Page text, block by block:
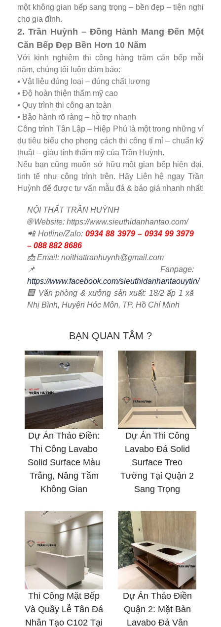
một không gian bếp sang trọng – bền đẹp – tiện nghi
cho gia đình.
2. Trần Huỳnh – Đồng Hành Mang Đến Một
Căn Bếp Đẹp Bền Hơn 10 Năm
Với kinh nghiệm thi công hàng trăm căn bếp mỗi
năm, chúng tôi luôn đảm bảo:
▪️ Vật liệu đúng loại – đúng chất lượng
▪️ Độ hoàn thiện thẩm mỹ cao
▪️ Quy trình thi công an toàn
▪️ Bảo hành rõ ràng – hỗ trợ nhanh
Công trình Tân Lập – Hiệp Phú là một trong những ví
dụ tiêu biểu cho phong cách thi công tỉ mỉ – chuẩn kỹ
thuật – giàu tính thẩm mỹ của Trần Huỳnh.
Nếu bạn cũng muốn sở hữu một gian bếp hiện đại,
tinh tế như công trình trên. Hãy Liên hệ ngay Trần
Huỳnh để được tư vấn mẫu đá & báo giá nhanh nhất!
NỘI THẤT TRẦN HUỲNH
🌐 Website: https://www.sieuthidanhantao.com/
📲 Hotline/Zalo:0934 88 3979 – 0934 99 3979
– 088 882 8686
📩 Email: noithattranhuynh@gmail.com
📌 Fanpage:
https://www.facebook.com/sieuthidanhantaouytin/
🏢 Văn phòng & xưởng sản xuất: 18/2 ấp 1 xã
Nhị Bình, Huyện Hóc Môn, TP. Hồ Chí Minh
BẠN QUAN TÂM ?
Dự Án Thảo Điền:
Thi Công Lavabo
Solid Surface Màu
Trắng, Nâng Tầm
Không Gian
Dự Án Thi Công
Lavabo Đá Solid
Surface Treo
Tường Tại Quận 2
Sang Trọng
Thi Công Mặt Bếp
Và Quầy Lễ Tân Đá
Nhân Tạo C102 Tại
Dự Án Thảo Điền
Quận 2: Mặt Bàn
Lavabo Đá Vân